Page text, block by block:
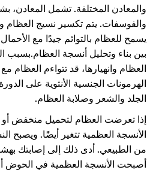
والمعادن المختلفة. تشمل المعادن،
والفوسفات. يتم تكسير نسيج العظام
يسمح للعظام بالتوائم جيدًا مع
بين بناء وتحليل أنسجة العظام.بسبب
العظام وانهيارها، قد تتواءم العظام
الهرمونات الجنسية الأنثوية على
الجلد والشعر وصلابة العظام.
إذا تعرضت العظام لتحميل منخفض أو
الأنسجة العظمية تتغير أيضًا. ويصبح
من الطبيعي. أدى ذلك إلى إصابتك
أصبحت الأنسجة العظمية في الحوض